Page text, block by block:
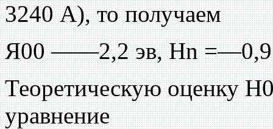
3240 А), то получаем
Я00 ——2,2 эв, Hn =—0,9
Теоретическую оценку
уравнение